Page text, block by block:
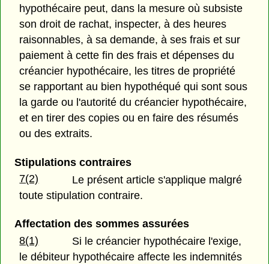
hypothécaire peut, dans la mesure où subsiste
son droit de rachat, inspecter, à des heures
raisonnables, à sa demande, à ses frais et sur
paiement à cette fin des frais et dépenses du
créancier hypothécaire, les titres de propriété
se rapportant au bien hypothéqué qui sont sous
la garde ou l'autorité du créancier hypothécaire,
et en tirer des copies ou en faire des résumés
ou des extraits.
Stipulations contraires
7(2)
Le présent article s'applique malgré
toute stipulation contraire.
Affectation des sommes assurées
8(1)
Si le créancier hypothécaire l'exige,
le débiteur hypothécaire affecte les indemnités